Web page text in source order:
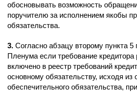
обосновывать возможность
поручителю за исполнением якобы
обязательства.
3. Согласно абзацу второму пункта 5
Пленума если требование
включено в реестр требований
основному обязательству, исходя из
обеспечительного обязательства,